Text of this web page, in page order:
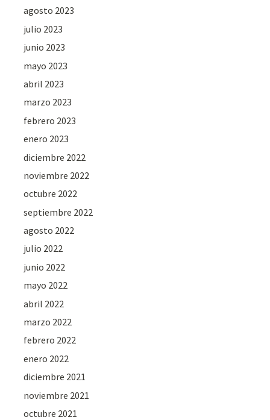
agosto 2023
julio 2023
junio 2023
mayo 2023
abril 2023
marzo 2023
febrero 2023
enero 2023
diciembre 2022
noviembre 2022
octubre 2022
septiembre 2022
agosto 2022
julio 2022
junio 2022
mayo 2022
abril 2022
marzo 2022
febrero 2022
enero 2022
diciembre 2021
noviembre 2021
octubre 2021